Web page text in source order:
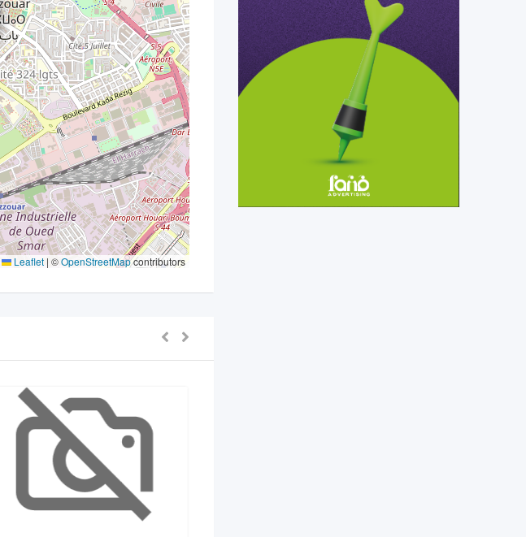
Leaflet | ©OpenStreetMapcontributors